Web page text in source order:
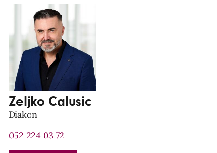
Zeljko Calusic
Diakon
052 224 03 72